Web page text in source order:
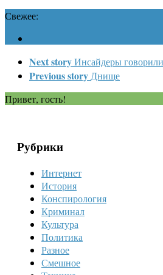
Свежее:
Next storyИнсайдеры
Previous story Днище
Привет, гость!
Рубрики
Интернет
История
Конспирология
Криминал
Культура
Политика
Разное
Смешное